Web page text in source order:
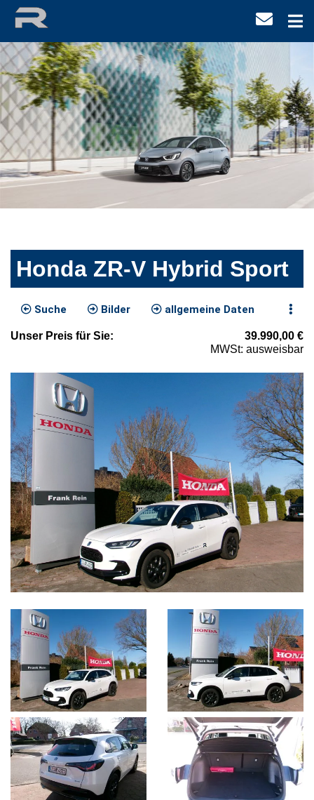
Honda ZR-V Hybrid Sport
Suche Bilder allgemeine Daten
Unser Preis für Sie: 39.990,00 €
MWSt: ausweisbar